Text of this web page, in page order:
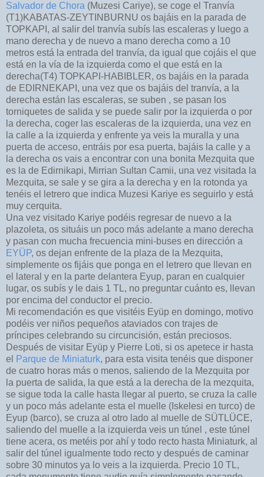
Salvador de Chora (Muzesi Cariye), se coge el Tranvía
(T1)KABATAS-ZEYTINBURNU os bajáis en la parada de
TOPKAPI, al salir del tranvía subís las escaleras y luego a
mano derecha y de nuevo a mano derecha como a 10
metros está la entrada del tranvía, da igual que cojáis el que
está en la vía de la izquierda como el que está en la
derecha(T4) TOPKAPI-HABIBLER, os bajáis en la parada
de EDIRNEKAPI, una vez que os bajáis del tranvía, a la
derecha están las escaleras, se suben , se pasan los
torniquetes de salida y se puede salir por la izquierda o por
la derecha, coger las escaleras de la izquierda, una vez en
la calle a la izquierda y enfrente ya veis la muralla y una
puerta de acceso, entráis por esa puerta, bajáis la calle y a
la derecha os vais a encontrar con una bonita Mezquita que
es la de Edirnikapi, Mirrian Sultan Camii, una vez visitada la
Mezquita, se sale y se gira a la derecha y en la rotonda ya
tenéis el letrero que indica Muzesi Kariye es seguirlo y está
muy cerquita.
Una vez visitado Kariye podéis regresar de nuevo a la
plazoleta, os situáis un poco más adelante a mano derecha
y pasan con mucha frecuencia mini-buses en dirección a
EYÜP, os dejan enfrente de la plaza de la Mezquita,
simplemente os fijáis que ponga en el letrero que llevan en
el lateral y en la parte delantera Eyup, paran en cualquier
lugar, os subís y le dais 1 TL, no preguntar cuánto es, llevan
por encima del conductor el precio.
Mi recomendación es que visitéis Eyüp en domingo, motivo
podéis ver niños pequeños ataviados con trajes de
príncipes celebrando su circuncisión, están preciosos.
Después de visitar Eyüp y Pierre Loti, si os apetece ir hasta
el
Parque de Miniaturk, para esta visita tenéis que disponer
de cuatro horas más o menos, saliendo de la Mezquita por
la puerta de salida, la que está a la derecha de la mezquita,
se sigue toda la calle hasta llegar al puerto, se cruza la calle
y un poco más adelante esta el muelle (Iskelesi en turco) de
Eyup (barco), se cruza al otro lado al muelle de SÜTLÜCE,
saliendo del muelle a la izquierda veis un túnel , este túnel
tiene acera, os metéis por ahí y todo recto hasta Miniaturk, al
salir del túnel igualmente todo recto y después de caminar
sobre 30 minutos ya lo veis a la izquierda. Precio 10 TL,